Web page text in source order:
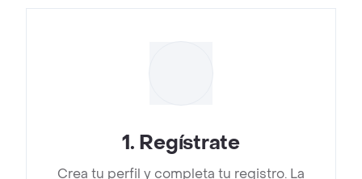
1. Regístrate
Crea tu perfil y completa tu registro. La